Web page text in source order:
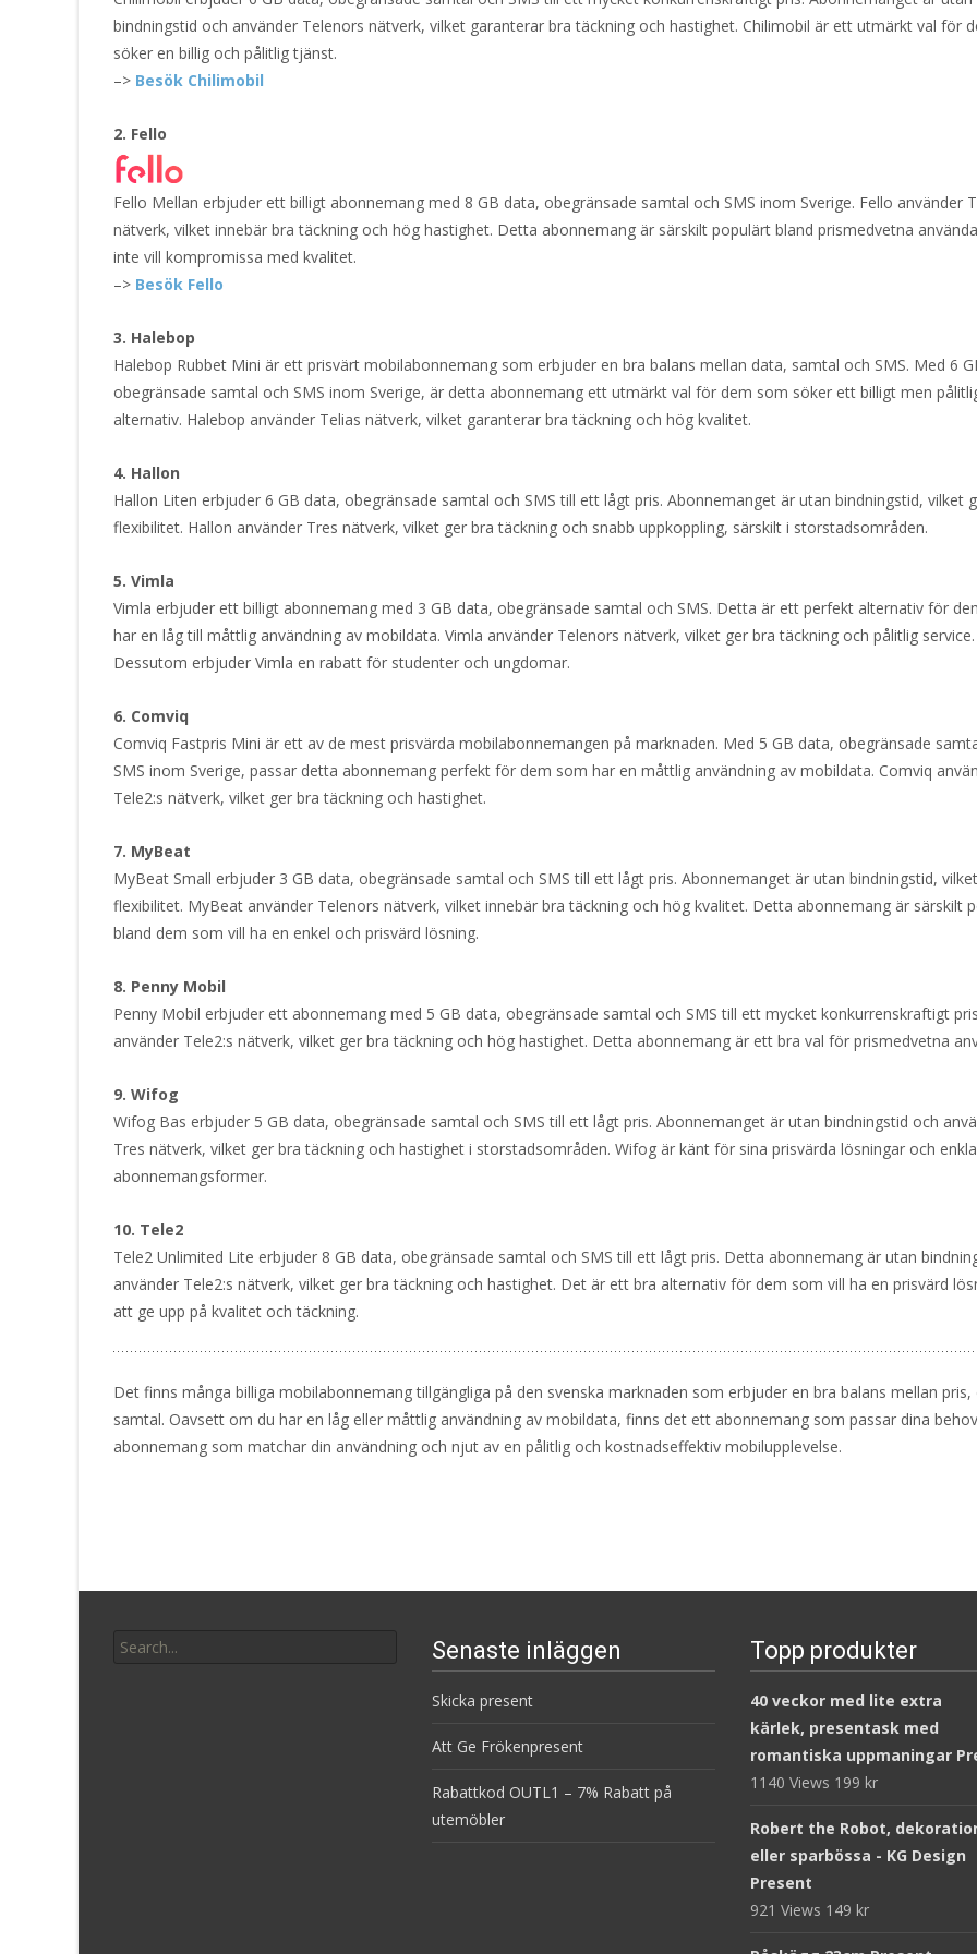
bindningstid och använder Telenors nätverk, vilket garanterar bra täckning och hastighet. Chilimobil är ett utmärkt val för
söker en billig och pålitlig tjänst.
–> Besök Chilimobil
2. Fello
Fello Mellan erbjuder ett billigt abonnemang med 8 GB data, obegränsade samtal och SMS inom Sverige. Fello använder
nätverk, vilket innebär bra täckning och hög hastighet. Detta abonnemang är särskilt populärt bland prismedvetna
inte vill kompromissa med kvalitet.
–> Besök Fello
3. Halebop
Halebop Rubbet Mini är ett prisvärt mobilabonnemang som erbjuder en bra balans mellan data, samtal och SMS. Med 6
obegränsade samtal och SMS inom Sverige, är detta abonnemang ett utmärkt val för dem som söker ett billigt men
alternativ. Halebop använder Telias nätverk, vilket garanterar bra täckning och hög kvalitet.
4. Hallon
Hallon Liten erbjuder 6 GB data, obegränsade samtal och SMS till ett lågt pris. Abonnemanget är utan bindningstid, vilket
flexibilitet. Hallon använder Tres nätverk, vilket ger bra täckning och snabb uppkoppling, särskilt i storstadsområden.
5. Vimla
Vimla erbjuder ett billigt abonnemang med 3 GB data, obegränsade samtal och SMS. Detta är ett perfekt alternativ för
har en låg till måttlig användning av mobildata. Vimla använder Telenors nätverk, vilket ger bra täckning och pålitlig service.
Dessutom erbjuder Vimla en rabatt för studenter och ungdomar.
6. Comviq
Comviq Fastpris Mini är ett av de mest prisvärda mobilabonnemangen på marknaden. Med 5 GB data, obegränsade
SMS inom Sverige, passar detta abonnemang perfekt för dem som har en måttlig användning av mobildata. Comviq
Tele2:s nätverk, vilket ger bra täckning och hastighet.
7. MyBeat
MyBeat Small erbjuder 3 GB data, obegränsade samtal och SMS till ett lågt pris. Abonnemanget är utan bindningstid,
flexibilitet. MyBeat använder Telenors nätverk, vilket innebär bra täckning och hög kvalitet. Detta abonnemang är särskilt
bland dem som vill ha en enkel och prisvärd lösning.
8. Penny Mobil
Penny Mobil erbjuder ett abonnemang med 5 GB data, obegränsade samtal och SMS till ett mycket konkurrenskraftigt
använder Tele2:s nätverk, vilket ger bra täckning och hög hastighet. Detta abonnemang är ett bra val för prismedvetna
9. Wifog
Wifog Bas erbjuder 5 GB data, obegränsade samtal och SMS till ett lågt pris. Abonnemanget är utan bindningstid och
Tres nätverk, vilket ger bra täckning och hastighet i storstadsområden. Wifog är känt för sina prisvärda lösningar och enkla
abonnemangsformer.
10. Tele2
Tele2 Unlimited Lite erbjuder 8 GB data, obegränsade samtal och SMS till ett lågt pris. Detta abonnemang är utan
använder Tele2:s nätverk, vilket ger bra täckning och hastighet. Det är ett bra alternativ för dem som vill ha en prisvärd
att ge upp på kvalitet och täckning.
Det finns många billiga mobilabonnemang tillgängliga på den svenska marknaden som erbjuder en bra balans mellan
samtal. Oavsett om du har en låg eller måttlig användning av mobildata, finns det ett abonnemang som passar dina
abonnemang som matchar din användning och njut av en pålitlig och kostnadseffektiv mobilupplevelse.
for:
Senaste inläggen
Skicka present
Att Ge Frökenpresent
Rabattkod OUTL1 – 7% Rabatt på
utemöbler
Topp produkter
40 veckor med lite extra
kärlek, presentask med
romantiska uppmaningar
1140 Views 199 kr
Robert the Robot,
eller sparbössa - KG Design
Present
921 Views 149 kr